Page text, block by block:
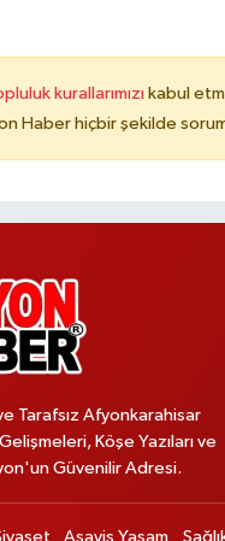
kurallarımızı kabul
Haber hiçbir şekilde
Tarafsız Afyonkarahisar
Köşe Yazıları ve
Güvenilir Adresi.
Asayiş Yaşam